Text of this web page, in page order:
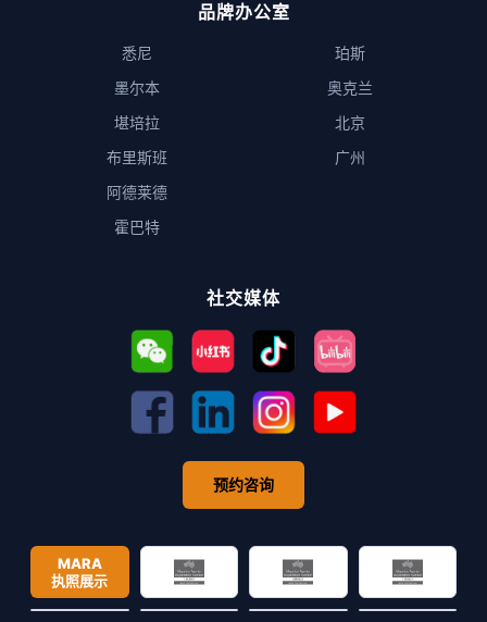
品牌办公室
悉尼
墨尔本
堪培拉
布里斯班
阿德莱德
霍巴特
珀斯
奥克兰
北京
广州
社交媒体
预约咨询
MARA
执照展示